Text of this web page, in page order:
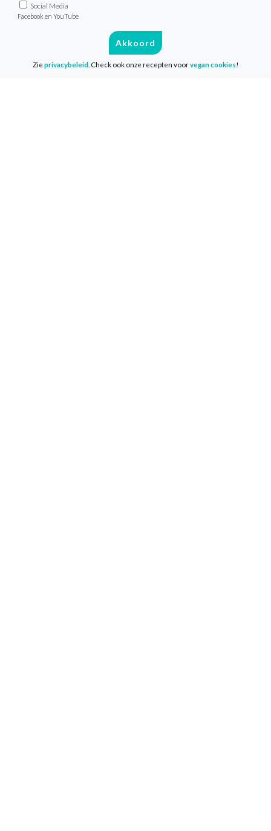
Social Media
Facebook en YouTube
Akkoord
Zie privacybeleid . Check ook onze recepten voorvegan cookies!